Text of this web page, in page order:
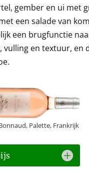
gember en ui met
een salade van
een brugfunctie
vulling en textuur, en
Palette, Frankrijk